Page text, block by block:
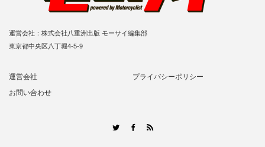
運営会社：株式会社八重洲出版 モーサイ編集部
東京都中央区八丁堀4-5-9
運営会社
プライバシーポリシー
お問い合わせ
TwitterFacebook